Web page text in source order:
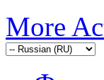
More